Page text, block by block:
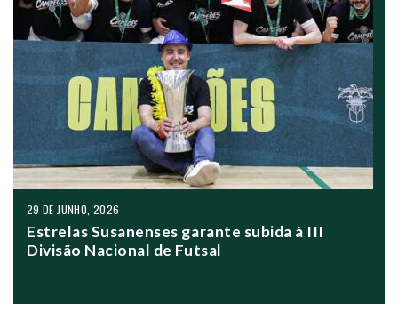
29 DE JUNHO, 2026
Estrelas Susanenses garante subida à III
Divisão Nacional de Futsal